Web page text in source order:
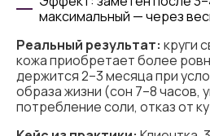
максимальный — через
Реальный результат: круги
кожа приобретает более
держится 2–3 месяца при
образа жизни (сон 7–8 часов,
потребление соли, отказ от